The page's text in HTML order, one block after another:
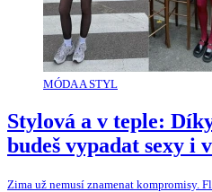
MÓDA A STYL
Stylová a v teple:
budeš vypadat sexy i
Zima už nemusí znamenat kompromisy.